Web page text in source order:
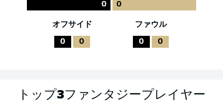
0 0
オフサイド
0 0
ファウル
0 0
トップ3ファンタジープレイヤー